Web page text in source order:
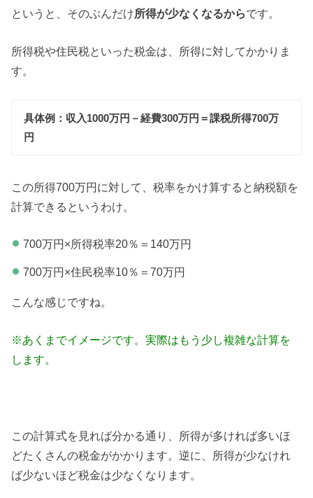
というと、そのぶんだけ所得が少なくなるからです。
所得税や住民税といった税金は、所得に対してかかりま
す。
具体例：収入1000万円－経費300万円＝課税所得700万
円
この所得700万円に対して、税率をかけ算すると納税額を
計算できるというわけ。
700万円×所得税率20％＝140万円
700万円×住民税率10％＝70万円
こんな感じですね。
※あくまでイメージです。実際はもう少し複雑な計算を
します。
この計算式を見れば分かる通り、所得が多ければ多いほ
どたくさんの税金がかかります。逆に、所得が少なけれ
ば少ないほど税金は少なくなります。